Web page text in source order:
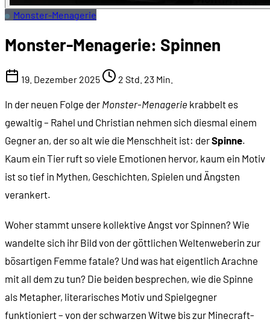
Monster-Menagerie
Monster-Menagerie: Spinnen
19. Dezember 2025 2 Std. 23 Min.
In der neuen Folge der Monster-Menagerie krabbelt es
gewaltig – Rahel und Christian nehmen sich diesmal einem
Gegner an, der so alt wie die Menschheit ist: derSpinne.
Kaum ein Tier ruft so viele Emotionen hervor, kaum ein Motiv
ist so tief in Mythen, Geschichten, Spielen und Ängsten
verankert.
Woher stammt unsere kollektive Angst vor Spinnen? Wie
wandelte sich ihr Bild von der göttlichen Weltenweberin zur
bösartigen Femme fatale? Und was hat eigentlich Arachne
mit all dem zu tun? Die beiden besprechen, wie die Spinne
als Metapher, literarisches Motiv und Spielgegner
funktioniert – von der schwarzen Witwe bis zur Minecraft-